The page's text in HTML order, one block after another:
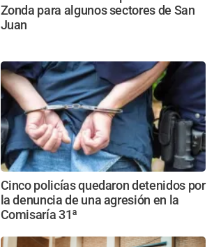
Zonda para algunos sectores de San
Juan
Cinco policías quedaron detenidos por
la denuncia de una agresión en la
Comisaría 31ª